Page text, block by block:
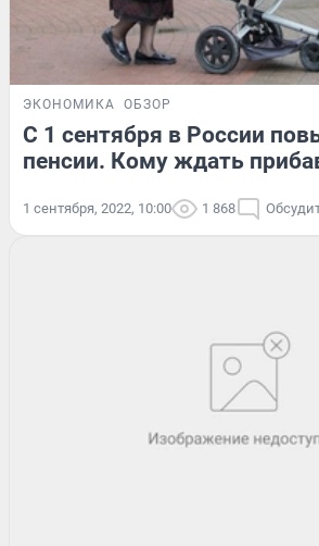
ЭКОНОМИКА ОБЗОР
С 1 сентября в России
пенсии. Кому ждать
1 сентября, 2022, 10:00 1 868